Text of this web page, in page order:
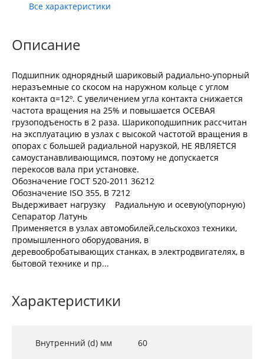
Все характеристики
Описание
Подшипник однорядный шариковый радиально-упорный
неразъемные со скосом на наружном кольце с углом
контакта α=12º. С увеличением угла контакта снижается
частота вращения на 25% и повышается ОСЕВАЯ
грузоподъеность в 2 раза. Шарикоподшипник рассчитан
на эксплуатацию в узлах с высокой частотой вращения в
опорах с большей радиальной нарузкой, НЕ ЯВЛЯЕТСЯ
самоустанавливающимся, поэтому не допускается
перекосов вала при установке.
Обозначение ГОСТ 520-2011 36212
Обозначение ISO 355, В 7212
Выдерживает нагрузку Радиальную и осевую(упорную)
Сепаратор Латунь
Применяется в узлах автомобилей,сельскохоз техники,
промышленного оборудования, в
деревообробатывающих станках, в электродвигателях, в
бытовой технике и пр...
Характеристики
Внутренний (d) мм 60